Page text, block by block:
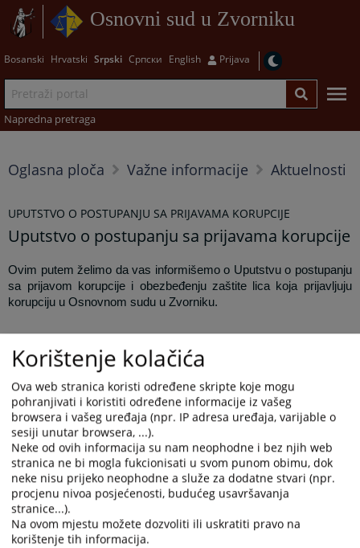
Osnovni sud u Zvorniku
Bosanski Hrvatski Srpski Српски English Prijava
Napredna pretraga
Oglasna ploča Važne informacije Aktuelnosti
UPUTSTVO O POSTUPANJU SA PRIJAVAMA KORUPCIJE
Uputstvo o postupanju sa prijavama korupcije
Ovim putem želimo da vas informišemo o Uputstvu o postupanju
sa prijavom korupcije i obezbeđenju zaštite lica koja prijavljuju
korupciju u Osnovnom sudu u Zvorniku.
Kompletano uputstvo možete skinuti sa linka na desnoj strani.
Prikazana vijest je na: Српски језик
Prateći dokumenti
Uputstvo
Korištenje kolačića
Ova web stranica koristi određene skripte koje mogu
pohranjivati i koristiti određene informacije iz vašeg
browsera i vašeg uređaja (npr. IP adresa uređaja, varijable o
sesiji unutar browsera, ...).
Neke od ovih informacija su nam neophodne i bez njih web
stranica ne bi mogla fukcionisati u svom punom obimu, dok
neke nisu prijeko neophodne a služe za dodatne stvari (npr.
procjenu nivoa posjećenosti, budućeg usavršavanja
stranice...).
Na ovom mjestu možete dozvoliti ili uskratiti pravo na
korištenje tih informacija.